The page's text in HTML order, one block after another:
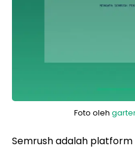
Foto oleh
Semrush adalah